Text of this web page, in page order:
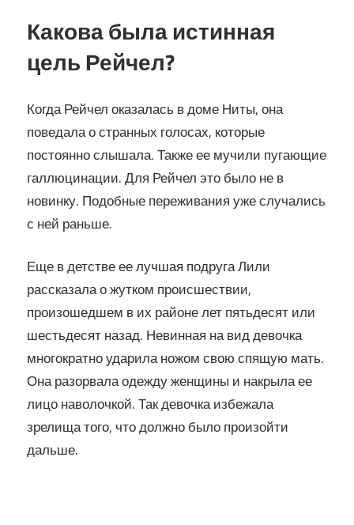
Какова была истинная
цель Рейчел?
Когда Рейчел оказалась в доме Ниты, она
поведала о странных голосах, которые
постоянно слышала. Также ее мучили пугающие
галлюцинации. Для Рейчел это было не в
новинку. Подобные переживания уже случались
с ней раньше.
Еще в детстве ее лучшая подруга Лили
рассказала о жутком происшествии,
произошедшем в их районе лет пятьдесят или
шестьдесят назад. Невинная на вид девочка
многократно ударила ножом свою спящую мать.
Она разорвала одежду женщины и накрыла ее
лицо наволочкой. Так девочка избежала
зрелища того, что должно было произойти
дальше.